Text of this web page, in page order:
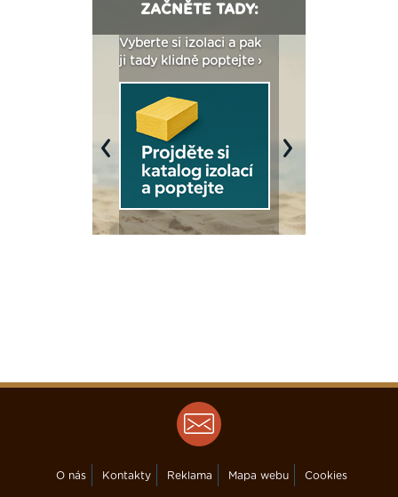
ZAČNĚTE TADY:
Vyberte si izolaci a pak
ji tady klidně poptejte ›
Previous Next
O nás Kontakty Reklama Mapa webu Cookies